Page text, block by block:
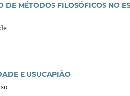
DE MÉTODOS FILOSÓFICOS NO
E USUCAPIÃO